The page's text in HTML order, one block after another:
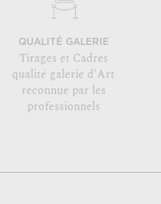
QUALITÉ GALERIE
Tirages et Cadres
qualité galerie d'Art
reconnue par les
professionnels